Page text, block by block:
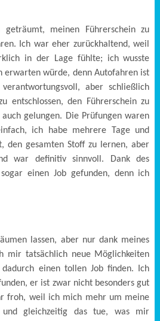
meinen Führerschein zu
Ich war eher zurückhaltend, weil
in der Lage fühlte; ich wusste
erwarten würde, denn Autofahren ist
aber schließlich
entschlossen, den Führerschein zu
gelungen. Die Prüfungen waren
ich habe mehrere Tage und
den gesamten Stoff zu lernen, aber
war definitiv sinnvoll. Dank des
einen Job gefunden, denn ich
lassen, aber nur dank meines
mir tatsächlich neue Möglichkeiten
einen tollen Job finden. Ich
er ist zwar nicht besonders gut
froh, weil ich mich mehr um meine
und gleichzeitig das tue, was mir